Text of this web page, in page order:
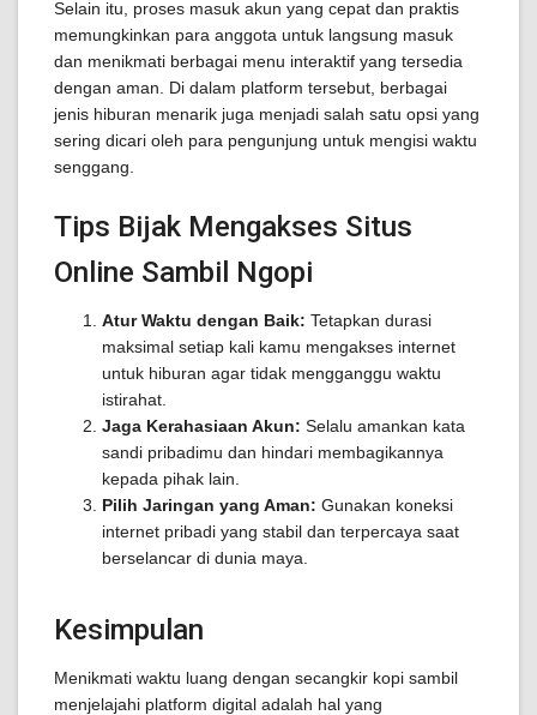
Selain itu, proses masuk akun yang cepat dan praktis
memungkinkan para anggota untuk langsung masuk
dan menikmati berbagai menu interaktif yang tersedia
dengan aman. Di dalam platform tersebut, berbagai
jenis hiburan menarik juga menjadi salah satu opsi yang
sering dicari oleh para pengunjung untuk mengisi waktu
senggang.
Tips Bijak Mengakses Situs
Online Sambil Ngopi
Atur Waktu dengan Baik: Tetapkan durasi
maksimal setiap kali kamu mengakses internet
untuk hiburan agar tidak mengganggu waktu
istirahat.
Jaga Kerahasiaan Akun: Selalu amankan kata
sandi pribadimu dan hindari membagikannya
kepada pihak lain.
Pilih Jaringan yang Aman: Gunakan koneksi
internet pribadi yang stabil dan terpercaya saat
berselancar di dunia maya.
Kesimpulan
Menikmati waktu luang dengan secangkir kopi sambil
menjelajahi platform digital adalah hal yang